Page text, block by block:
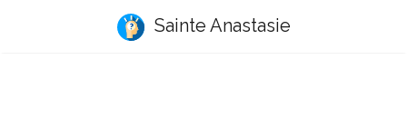
Sainte Anastasie